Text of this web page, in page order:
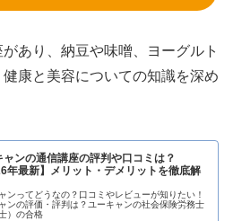
あり、納豆や味噌、ヨーグルト
康と美容についての知識を深め
ャンの通信講座の評判や口コミは？
年最新】メリット・デメリットを徹底解
ンってどうなの？口コミやレビューが知りたい！
ンの評価・評判は？ユーキャンの社会保険労務士
）の合格